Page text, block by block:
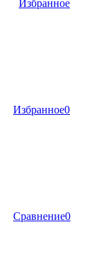
Избранное
Избранное0
Сравнение0